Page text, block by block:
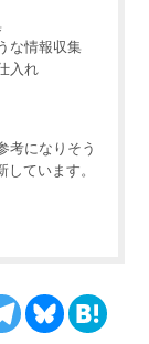
な情報収集
入れ
考になりそう
ています。